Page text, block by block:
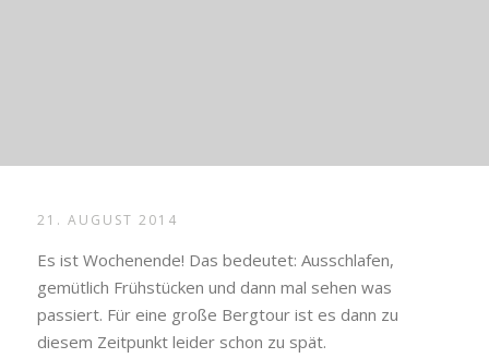
21. AUGUST 2014
Es ist Wochenende! Das bedeutet: Ausschlafen,
gemütlich Frühstücken und dann mal sehen was
passiert. Für eine große Bergtour ist es dann zu
diesem Zeitpunkt leider schon zu spät.